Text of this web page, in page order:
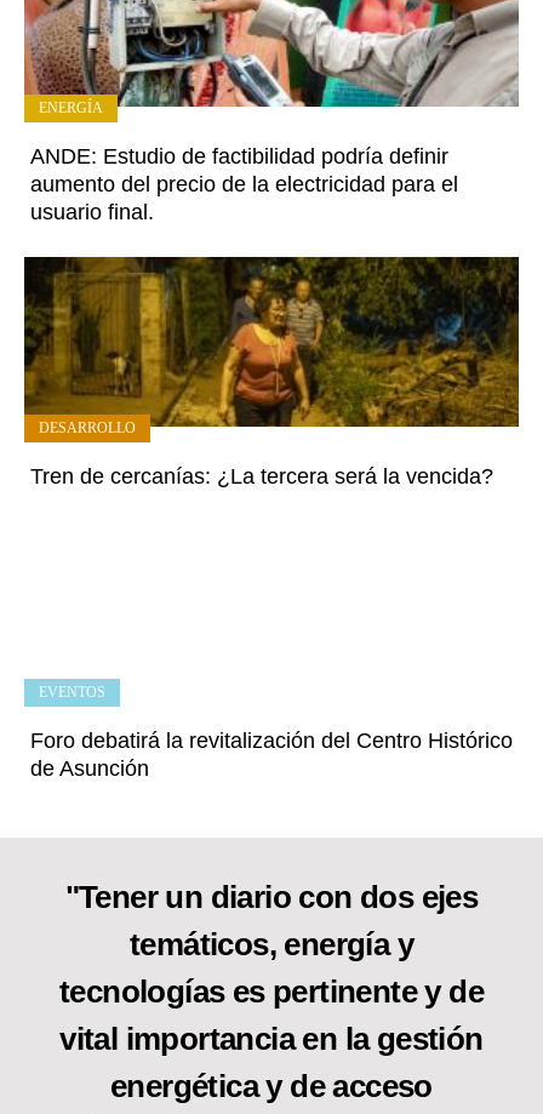
ANDE: Estudio de factibilidad podría definir
aumento del precio de la electricidad para el
usuario final.
ENERGÍA
Tren de cercanías: ¿La tercera será la vencida?
DESARROLLO
Foro debatirá la revitalización del Centro Histórico
de Asunción
EVENTOS
"Tener un diario con dos ejes
temáticos, energía y
tecnologías es pertinente y de
vital importancia en la gestión
energética y de acceso